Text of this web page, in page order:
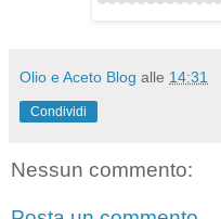
Olio e Aceto Blog alle 14:31
Condividi
Nessun commento: